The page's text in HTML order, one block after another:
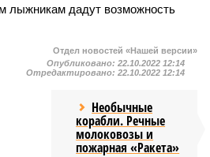
лыжникам дадут возможность
Отдел новостей «Нашей версии»
Опубликовано: 22.10.2022 12:14
Отредактировано: 22.10.2022 12:14
Необычные
корабли. Речные
молоковозы и
пожарная «Ракета»